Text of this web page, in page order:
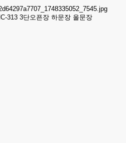
313 3단오픈장 하문장 올문장